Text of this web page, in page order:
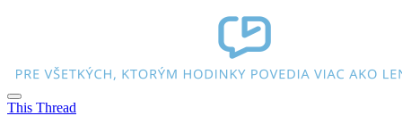
This Thread